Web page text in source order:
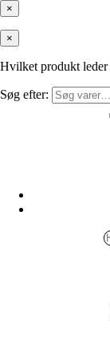
×
×
Hvilket produkt leder
Søg efter: